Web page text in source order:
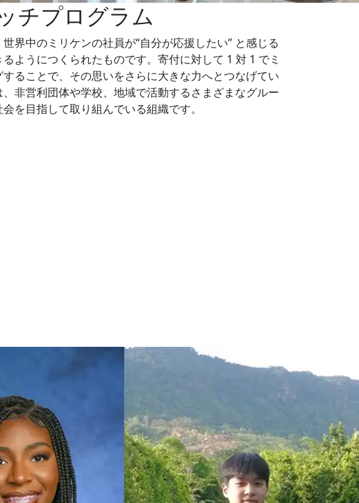
チプログラム
界中のミリケンの社員が“自分が応援したい” と感じる
ようにつくられたものです。寄付に対して 1 対 1 でミ
ることで、その思いをさらに大きな力へとつなげてい
非営利団体や学校、地域で活動するさまざまなグルー
を目指して取り組んでいる組織です。